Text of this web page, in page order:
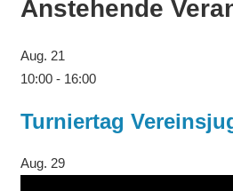
Anstehende
Aug. 21
10:00- 16:00
Turniertag
Aug. 29